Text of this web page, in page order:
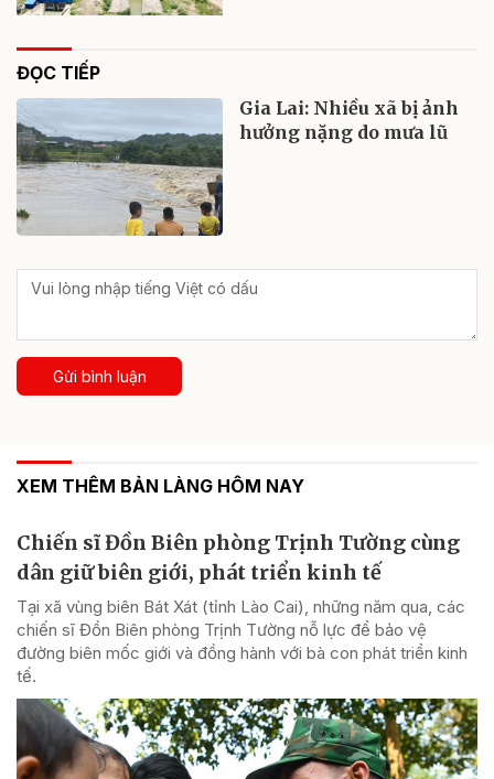
ĐỌC TIẾP
Gia Lai: Nhiều xã bị ảnh
hưởng nặng do mưa lũ
Gửi bình luận
XEM THÊM BẢN LÀNG HÔM NAY
Chiến sĩ Đồn Biên phòng Trịnh Tường cùng
dân giữ biên giới, phát triển kinh tế
Tại xã vùng biên Bát Xát (tỉnh Lào Cai), những năm qua, các
chiến sĩ Đồn Biên phòng Trịnh Tường nỗ lực để bảo vệ
đường biên mốc giới và đồng hành với bà con phát triển kinh
tế.